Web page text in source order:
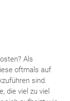
Als
oftmals auf
sind.
die viel zu viel